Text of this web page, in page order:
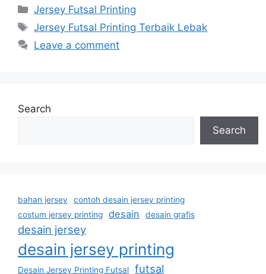
Categories
Jersey Futsal Printing
Tags
Jersey Futsal Printing Terbaik Lebak
Leave a comment
Search
Search
bahan jersey
contoh desain jersey printing
costum jersey printing
desain desain grafis
desain jersey
desain jersey printing
Desain Jersey Printing Futsal futsal